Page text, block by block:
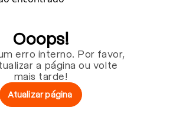
Ooops!
erro interno. Por favor,
a página ou volte
mais tarde!
Atualizar página